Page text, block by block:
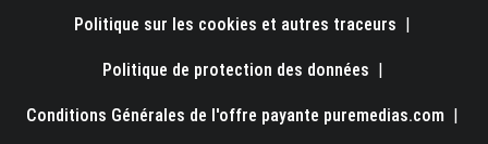
Politique sur les cookies et autres traceurs
Politique de protection des données
Conditions Générales de l'offre payante puremedias.com